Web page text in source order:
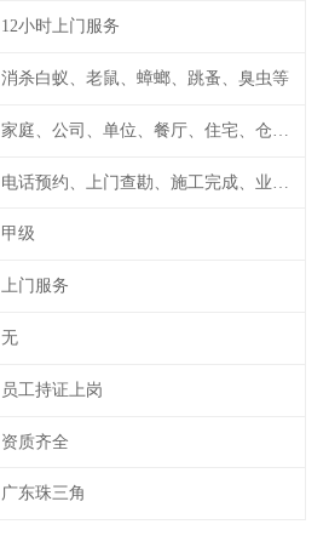
12小时上门服务
消杀白蚁、老鼠、蟑螂、跳蚤、臭虫等
甲级
上门服务
无
员工持证上岗
资质齐全
广东珠三角